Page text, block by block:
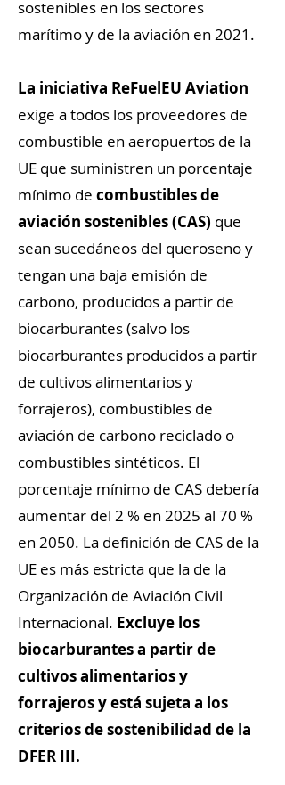
sostenibles en los sectores
marítimo y de la aviación en 2021.
La iniciativa ReFuelEU Aviation
exige a todos los proveedores de
combustible en aeropuertos de la
UE que suministren un porcentaje
mínimo de combustibles de
aviación sostenibles (CAS) que
sean sucedáneos del queroseno y
tengan una baja emisión de
carbono, producidos a partir de
biocarburantes (salvo los
biocarburantes producidos a partir
de cultivos alimentarios y
forrajeros), combustibles de
aviación de carbono reciclado o
combustibles sintéticos. El
porcentaje mínimo de CAS debería
aumentar del 2 % en 2025 al 70 %
en 2050. La definición de CAS de la
UE es más estricta que la de la
Organización de Aviación Civil
Internacional. Excluye los
biocarburantes a partir de
cultivos alimentarios y
forrajeros y está sujeta a los
criterios de sostenibilidad de la
DFER III.